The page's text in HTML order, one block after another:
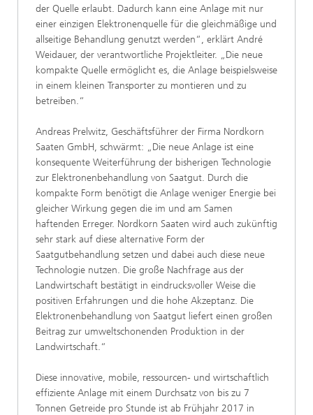
der Quelle erlaubt. Dadurch kann eine Anlage mit nur
einer einzigen Elektronenquelle für die gleichmäßige und
allseitige Behandlung genutzt werden“, erklärt André
Weidauer, der verantwortliche Projektleiter. „Die neue
kompakte Quelle ermöglicht es, die Anlage beispielsweise
in einem kleinen Transporter zu montieren und zu
betreiben.“
Andreas Prelwitz, Geschäftsführer der Firma Nordkorn
Saaten GmbH, schwärmt: „Die neue Anlage ist eine
konsequente Weiterführung der bisherigen Technologie
zur Elektronenbehandlung von Saatgut. Durch die
kompakte Form benötigt die Anlage weniger Energie bei
gleicher Wirkung gegen die im und am Samen
haftenden Erreger. Nordkorn Saaten wird auch zukünftig
sehr stark auf diese alternative Form der
Saatgutbehandlung setzen und dabei auch diese neue
Technologie nutzen. Die große Nachfrage aus der
Landwirtschaft bestätigt in eindrucksvoller Weise die
positiven Erfahrungen und die hohe Akzeptanz. Die
Elektronenbehandlung von Saatgut liefert einen großen
Beitrag zur umweltschonenden Produktion in der
Landwirtschaft.“
Diese innovative, mobile, ressourcen- und wirtschaftlich
effiziente Anlage mit einem Durchsatz von bis zu 7
Tonnen Getreide pro Stunde ist ab Frühjahr 2017 in